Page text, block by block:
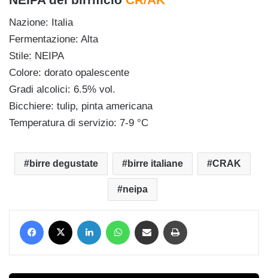
Nazione: Italia
Fermentazione: Alta
Stile: NEIPA
Colore: dorato opalescente
Gradi alcolici: 6.5% vol.
Bicchiere: tulip, pinta americana
Temperatura di servizio: 7-9 °C
birre degustate birre italiane CRAK
neipa
Facebook LinkedIn WhatsApp Condividi via mail